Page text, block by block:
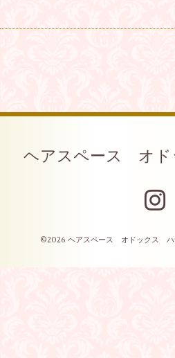
ヘアスペース オ
©2026 ヘアスペース オドックス ハ